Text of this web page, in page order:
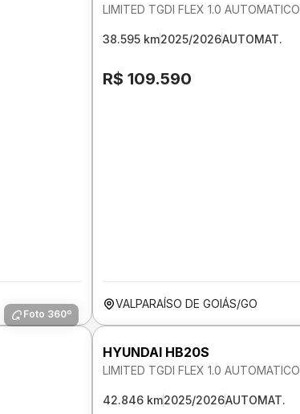
LIMITED TGDI FLEX 1.0 AUTOMATICO
38.595 km2025/2026AUTOMAT.
R$ 109.590
VALPARAÍSO DE GOIÁS/GO
Foto 360º
HYUNDAI HB20S
LIMITED TGDI FLEX 1.0 AUTOMATICO
42.846 km2025/2026AUTOMAT.